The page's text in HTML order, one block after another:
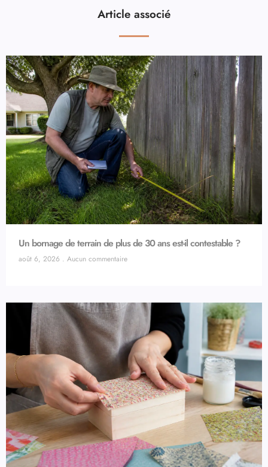
Article associé
Un bornage de terrain de plus de 30 ans est-il contestable ?
août 6, 2026 Aucun commentaire